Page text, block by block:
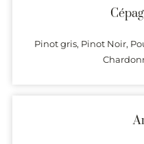
Pinot gris, Pinot Noir,